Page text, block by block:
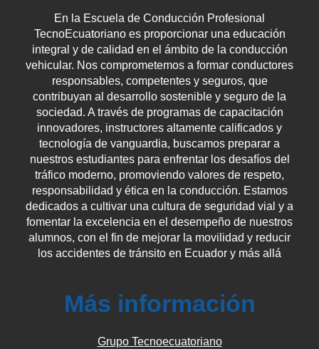
En la Escuela de Conducción Profesional
TecnoEcuatoriano es proporcionar una educación
integral y de calidad en el ámbito de la conducción
vehicular. Nos comprometemos a formar conductores
responsables, competentes y seguros, que
contribuyan al desarrollo sostenible y seguro de la
sociedad. A través de programas de capacitación
innovadores, instructores altamente calificados y
tecnología de vanguardia, buscamos preparar a
nuestros estudiantes para enfrentar los desafíos del
tráfico moderno, promoviendo valores de respeto,
responsabilidad y ética en la conducción. Estamos
dedicados a cultivar una cultura de seguridad vial y a
fomentar la excelencia en el desempeño de nuestros
alumnos, con el fin de mejorar la movilidad y reducir
los accidentes de tránsito en Ecuador y más allá
Más información
Grupo Tecnoecuatoriano